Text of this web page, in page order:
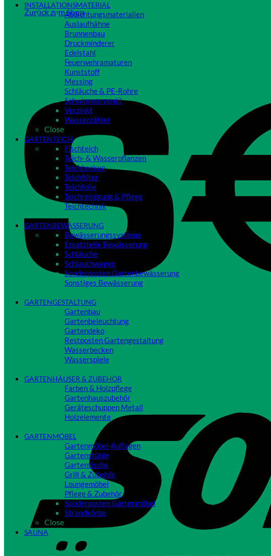
Zurück zum Shop
INSTALLATIONSMATERIAL
Abdichtungsmaterialien
Auslaufhähne
Brunnenbau
Druckminderer
Edelstahl
Feuerwehramaturen
Kunststoff
Messing
Schläuche & PE-Rohre
Schwimmerventil
Verzinkt
Wasserzähler
Close
GARTENTEICH
Fischteich
Teich- & Wasserpflanzen
Teichbecken
Teichfilter
Teichfolie
Teichreinigung & Pflege
Teichtechnik
GARTENBEWÄSSERUNG
Bewässerungssysteme
Ersatzteile Bewässerung
Schläuche
Schlauchwagen
Sonderposten Gartenbewässerung
Sonstiges Bewässerung
GARTENGESTALTUNG
Gartenbau
Gartenbeleuchtung
Gartendeko
Restposten Gartengestaltung
Wasserbecken
Wasserspiele
GARTENHÄUSER & ZUBEHÖR
Farben & Holzpflege
Gartenhauszubehör
Geräteschuppen Metall
Holzelemente
GARTENMÖBEL
Gartenmöbel-Auflagen
Gartenstühle
Gartentische
Grill & Zubehör
Loungemöbel
Pflege & Zubehör
Sonderposten Gartenmöbel
Strandkörbe
Close
SAUNA
Close